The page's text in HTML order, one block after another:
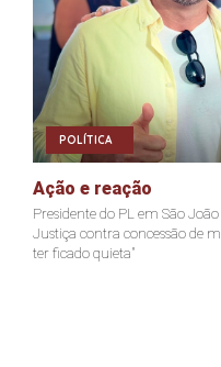
POLÍTICA
Ação e reação
Presidente do PL em São
Justiça contra concessão de
ter ficado quieta"